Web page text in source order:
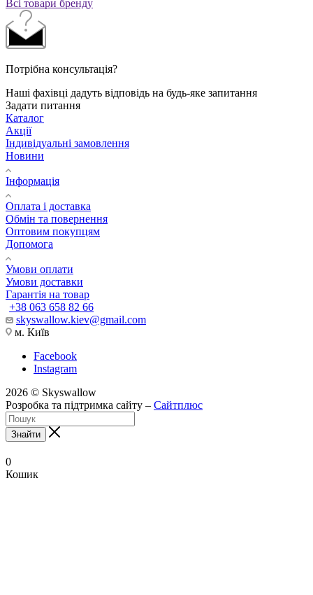
Всі товари бренду
Потрібна консультація?
Наші фахівці дадуть відповідь на будь-яке запитання
Задати питання
Каталог
Акції
Індивідуальні замовлення
Новини
Інформація
Оплата і доставка
Обмін та повернення
Оптовим покупцям
Допомога
Умови оплати
Умови доставки
Гарантія на товар
+38 063 658 82 66
skyswallow.kiev@gmail.com
м. Київ
Facebook
Instagram
2026 © Skyswallow
Розробка та підтримка сайту – Сайтплюс
Знайти
0
Кошик